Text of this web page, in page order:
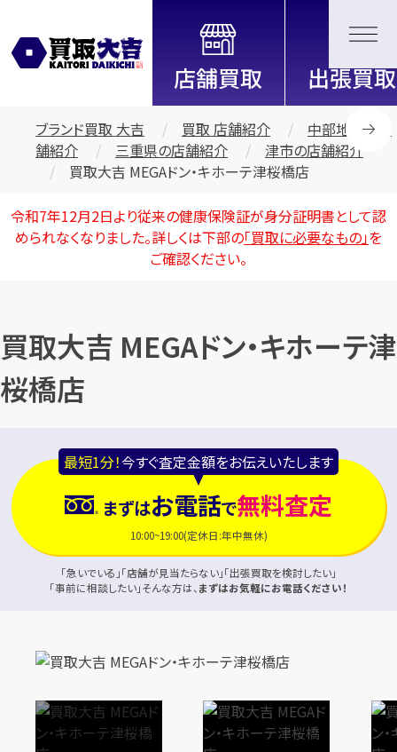
全国2200店舗以上展開中！
信頼と実績の買取専門店「買取大
吉」
ブランド買取 大吉 買取 店舗紹介
中部地区の店
舗紹介
三重県の店舗紹介
津市の店舗紹介
買取大吉 MEGAドン・キホーテ津桜橋店
令和7年12月2日より従来の健康保険証が身分証明書として認
められなくなりました。詳しくは下部の「買取に必要なもの」を
ご確認ください。
買取大吉 MEGAドン・キホーテ津
桜橋店
最短1分！今すぐ査定金額をお伝えいたします
まずはお電話で無料査定
10:00~19:00(定休日:年中無休)
「急いでいる」「店舗が見当たらない」「出張買取を検討したい」
「事前に相談したい」そんな方は、 まずはお気軽にお電話ください！